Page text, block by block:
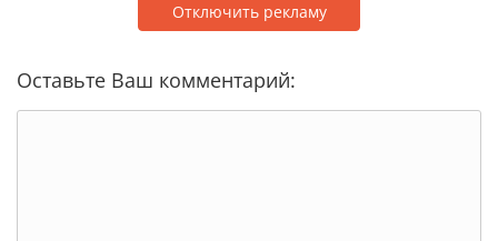
Отключить рекламу
Оставьте Ваш комментарий: